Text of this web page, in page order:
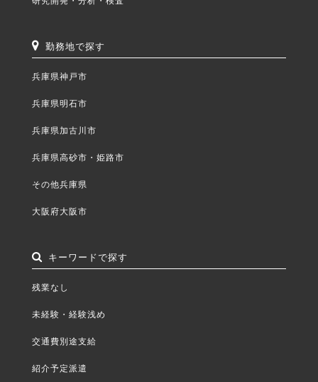
勤務地で探す
兵庫県神戸市
兵庫県明石市
兵庫県加古川市
兵庫県高砂市・姫路市
その他兵庫県
大阪府大阪市
キーワードで探す
残業なし
未経験・経験浅め
交通費別途支給
紹介予定派遣